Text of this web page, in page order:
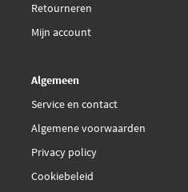
Retourneren
Mijn account
Algemeen
Service en contact
Algemene voorwaarden
Privacy policy
Cookiebeleid